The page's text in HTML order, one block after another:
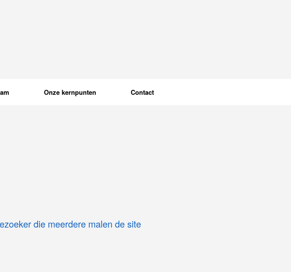
Onze kernpunten Contact
die meerdere malen de site